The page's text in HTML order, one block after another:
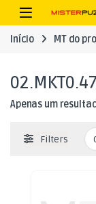
Skip to navigation
Skip to content
Open
Início MT do
Apenas um
Filters